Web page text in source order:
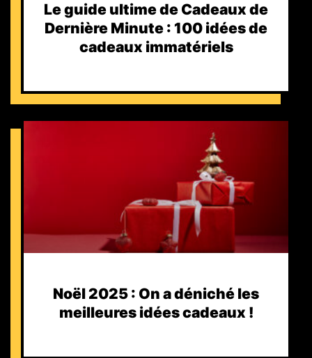
Le guide ultime de Cadeaux de
Dernière Minute : 100 idées de
cadeaux immatériels
Noël 2025 : On a déniché les
meilleures idées cadeaux !